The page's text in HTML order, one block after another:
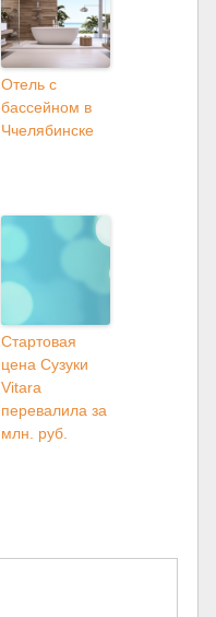
Отель с
бассейном в
Ччелябинске
Стартовая
цена Сузуки
Vitara
перевалила за
млн. руб.